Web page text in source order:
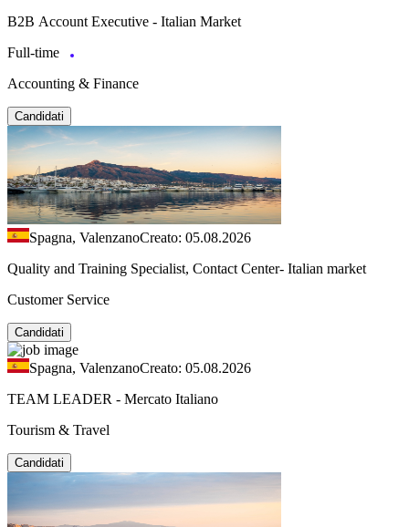
B2B Account Executive - Italian Market
Full-time
Accounting & Finance
Candidati
Spagna, ValenzanoCreato: 05.08.2026
Quality and Training Specialist, Contact Center- Italian market
Customer Service
Candidati
Spagna, ValenzanoCreato: 05.08.2026
TEAM LEADER - Mercato Italiano
Tourism & Travel
Candidati